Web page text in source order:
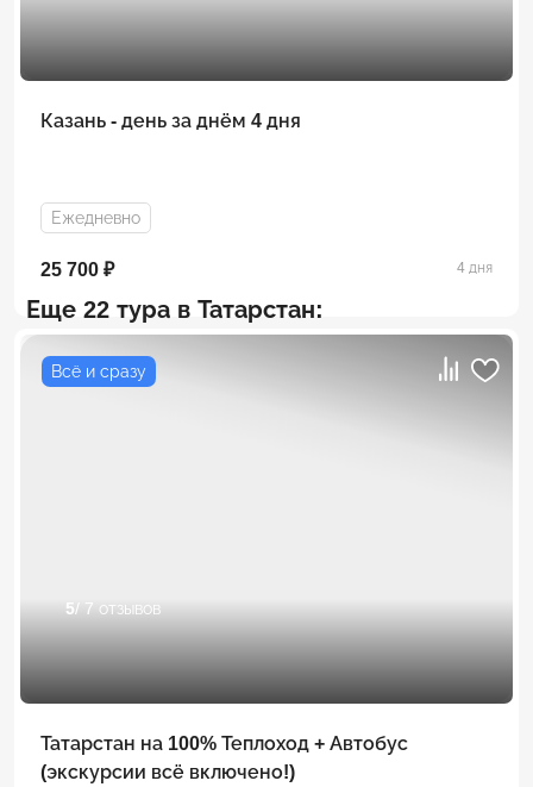
Казань - день за днём 4 дня
Ежедневно
25 700 ₽ 4 дня
Еще 22 тура в Татарстан:
Всё и сразу
5/ 7 отзывов
Татарстан на 100% Теплоход + Автобус
(экскурсии всё включено!)